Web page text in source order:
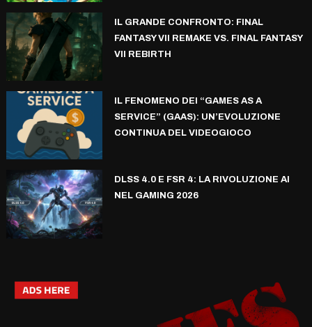
IL GRANDE CONFRONTO: FINAL
FANTASY VII REMAKE VS. FINAL FANTASY
VII REBIRTH
IL FENOMENO DEI “GAMES AS A
SERVICE” (GAAS): UN’EVOLUZIONE
CONTINUA DEL VIDEOGIOCO
DLSS 4.0 E FSR 4: LA RIVOLUZIONE AI
NEL GAMING 2026